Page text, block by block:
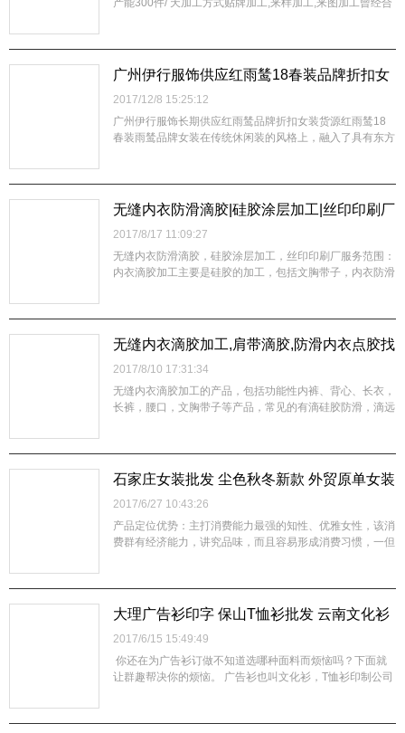
产能300件/ 天加工方式贴牌加工,来样加工,来图加工曾经合
授权的自有品牌有品牌烔烁是否跨境货源否加工类型包工包
料生产流水线4条剪裁人数6人缝制人数80人后道人数20人
打样人数4人打版人数3人打样周期3天原料检查2人中间控
制2人成品检验2人产品卖点：1.时尚立领：时尚领口职业女
式魅力风范2...
广州伊行服饰供应红雨鸶18春装品牌折扣女
装货源
2017/12/8 15:25:12
广州伊行服饰长期供应红雨鸶品牌折扣女装货源红雨鸶18
春装雨鸶品牌女装在传统休闲装的风格上，融入了具有东方
随意，又不失文化感的时装风格。红雨鸶品牌女装具有亲和
力的，牛仔、帆布为主的面料，赋予降色系的绣花，给人以
返璞归真、自由无拘的纯美感觉。大面积的手工绣花，采用
轮廓针迹、缎纹刺绣、立体图案和链齿针迹柔合的方法。图
案以花鸟为主，辅以风景、小动物等。整体...
无缝内衣防滑滴胶|硅胶涂层加工|丝印印刷厂
2017/8/17 11:09:27
无缝内衣防滑滴胶，硅胶涂层加工，丝印印刷厂服务范围：
内衣滴胶加工主要是硅胶的加工，包括文胸带子，内衣防滑
上，今天带你了解内衣滴胶加工厂家，如何让内衣亮起
来。 瑞光点胶就是一家内衣滴胶加工厂家，从事服装功能
性加工10年经验，下面小编来讲，他们如何把硅胶加工在
服装之上。 无缝内衣防滑滴胶，硅胶涂层加工，丝印印刷
厂加工流程：织带防滑硅...
无缝内衣滴胶加工,肩带滴胶,防滑内衣点胶找
瑞光点胶
2017/8/10 17:31:34
无缝内衣滴胶加工的产品，包括功能性内裤、背心、长衣，
长裤，腰口，文胸带子等产品，常见的有滴硅胶防滑，滴远
缝内衣滴胶加工是怎么回事，怎么操作。我们的大师傅就是
我们的大家长任光宏先生，开玩笑说是位老滴胶工了，其实
在咱们瑞光点胶，主要还是以点胶叫法为主。我们就以硅胶
为原材料，来说说这个流程。有专门的硅胶机，将硅胶用硅
胶机弄好之后，将其倒在模具之...
石家庄女装批发 尘色秋冬新款 外贸原单女装
货源进货渠道 库存女装尾货
2017/6/27 10:43:26
产品定位优势：主打消费能力最强的知性、优雅女性，该消
费群有经济能力，讲究品味，而且容易形成消费习惯，一但
装市场中，AFI～HAR的价格定位在贵淑风格中，非常有竞
争优势DST CLOR(尘色)是代表一群20--40岁女人的故事，
她们是游离于大众潮流之外，富有哲思、人为艺术修养的都
市白领。是一群独立知性，追求自由，个性独特，有文化艺
术特质，不娇柔时尚群体...
大理广告衫印字 保山T恤衫批发 云南文化衫
价格
2017/6/15 15:49:49
你还在为广告衫订做不知道选哪种面料而烦恼吗？下面就
让群趣帮决你的烦恼。 广告衫也叫文化衫，T恤衫印制公司
料高档能很好的体现公司高档专业。 广告衫定做一般常见